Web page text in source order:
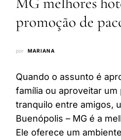
promoção de
por MARIANA
Quando o assunto é
família ou aproveitar um
tranquilo entre amigos,
Buenópolis – MG é a
Ele oferece um